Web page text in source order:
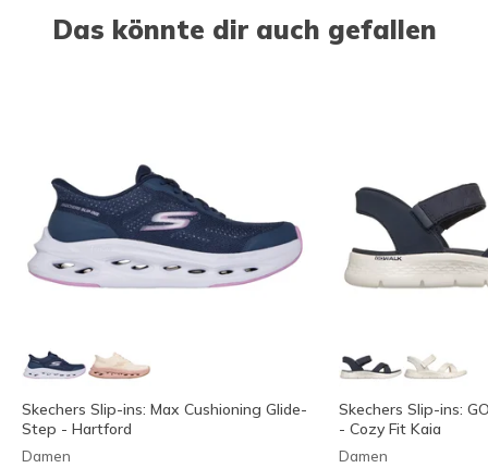
Das könnte dir auch gefallen
Skechers Slip-ins: Max Cushioning Glide-
Step - Hartford
Damen
Skechers Slip-ins:
- Cozy Fit Kaia
Damen